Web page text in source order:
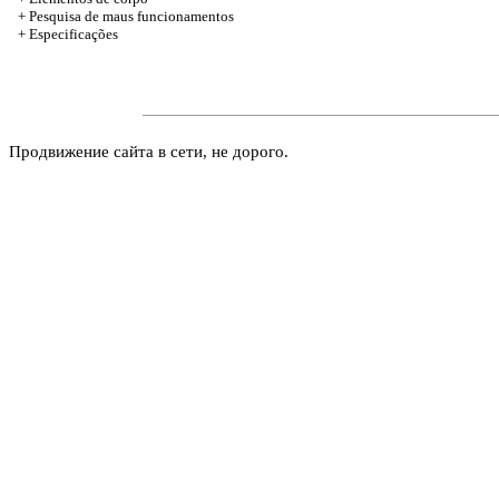
+ Pesquisa de maus funcionamentos
+ Especificações
Продвижение сайта в сети, не дорого.